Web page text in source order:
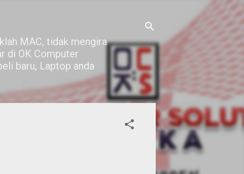
MAC, tidak mengira
di OK Computer
baru, Laptop anda